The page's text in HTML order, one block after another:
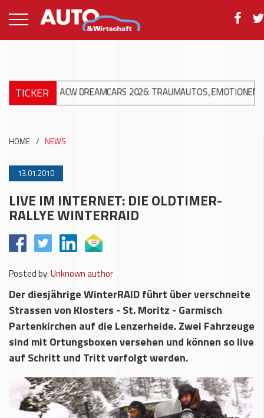
TICKER
ACW DREAMCARS 2026: TRAUMAUTOS, EMOTIONEN UND 10
HOME / NEWS
13.01.2010
LIVE IM INTERNET: DIE OLDTIMER-
RALLYE WINTERRAID
Posted by:Unknown author
Der diesjährige WinterRAID führt über verschneite
Strassen von Klosters - St. Moritz - Garmisch
Partenkirchen auf die Lenzerheide. Zwei Fahrzeuge
sind mit Ortungsboxen versehen und können so live
auf Schritt und Tritt verfolgt werden.